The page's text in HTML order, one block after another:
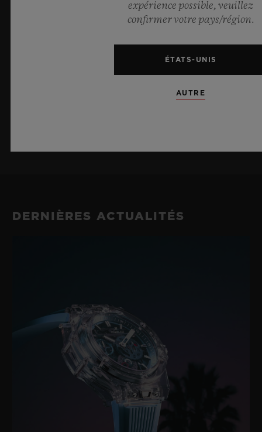
ME TENIR INFORMÉ(E)
DERNIÈRES ACTUALITÉS
expérience possible, veuillez
confirmer votre pays/région.
ÉTATS-UNIS
AUTRE